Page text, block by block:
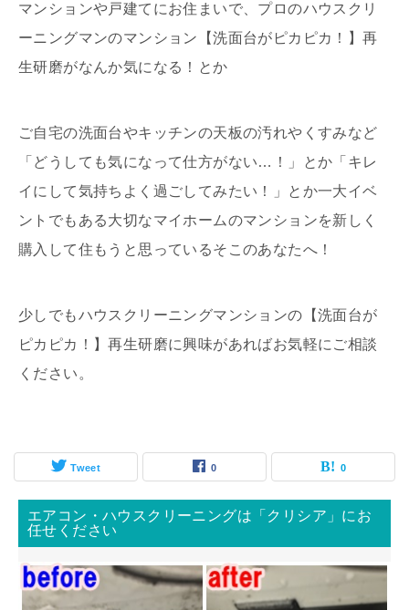
マンションや戸建てにお住まいで、プロのハウスクリ
ーニングマンのマンション【洗面台がピカピカ！】再
生研磨がなんか気になる！とか
ご自宅の洗面台やキッチンの天板の汚れやくすみなど
「どうしても気になって仕方がない…！」とか「キレ
イにして気持ちよく過ごしてみたい！」とか一大イベ
ントでもある大切なマイホームのマンションを新しく
購入して住もうと思っているそこのあなたへ！
少しでもハウスクリーニングマンションの【洗面台が
ピカピカ！】再生研磨に興味があればお気軽にご相談
ください。
Tweet 0 0
エアコン・ハウスクリーニングは「クリシア」にお
任せください